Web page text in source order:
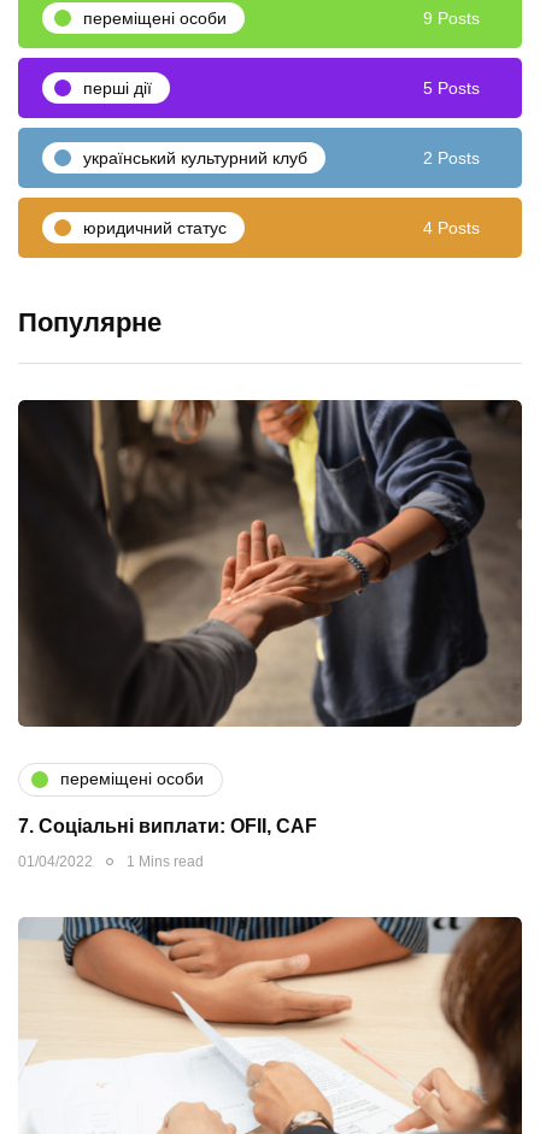
переміщені особи 9 Posts
перші дії 5 Posts
український культурний клуб 2 Posts
юридичний статус 4 Posts
Популярне
переміщені особи
7. Соціальні виплати: OFII, CAF
01/04/2022 1 Mins read